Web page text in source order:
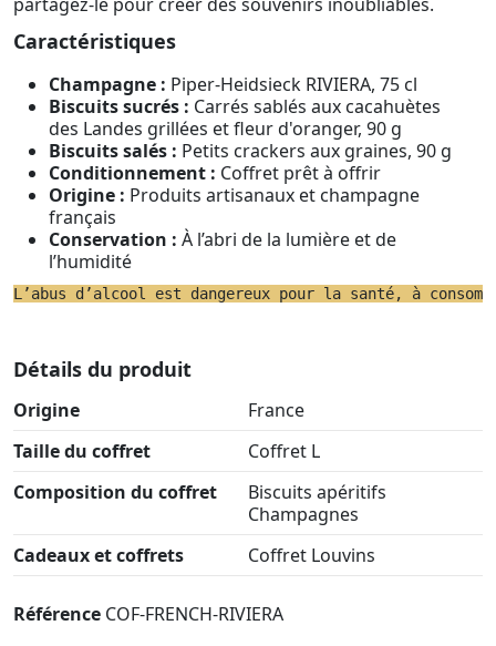
partagez-le pour créer des souvenirs inoubliables.
Caractéristiques
Champagne : Piper-Heidsieck RIVIERA, 75 cl
Biscuits sucrés : Carrés sablés aux cacahuètes
des Landes grillées et fleur d'oranger, 90 g
Biscuits salés : Petits crackers aux graines, 90 g
Conditionnement : Coffret prêt à offrir
Origine : Produits artisanaux et champagne
français
Conservation : À l’abri de la lumière et de
l’humidité
L’abus d’alcool est dangereux pour la santé, à
Détails du produit
Origine
France
Taille du coffret
Coffret L
Composition du coffret
Biscuits apéritifs
Champagnes
Cadeaux et coffrets
Coffret Louvins
Référence COF-FRENCH-RIVIERA